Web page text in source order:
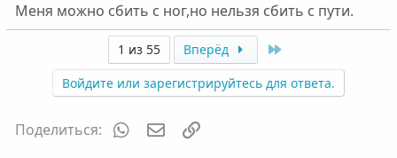
Меня можно сбить с ног,но нельзя сбить с пути.
1 из 55 Вперёд
Войдите или зарегистрируйтесь для ответа.
Поделиться: WhatsAppЭлектронная почта